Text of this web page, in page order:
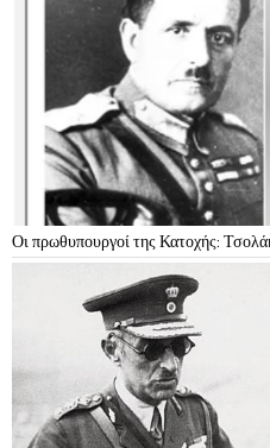
Οι πρωθυπουργοί της Κατοχής: